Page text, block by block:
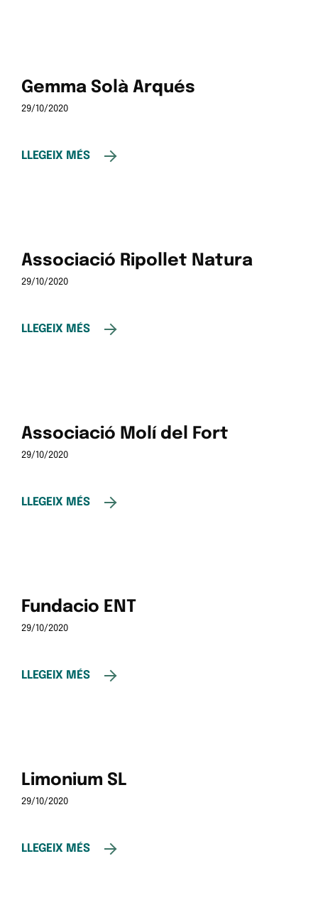
Gemma Solà Arqués
29/10/2020
LLEGEIX MÉS
Associació Ripollet Natura
29/10/2020
LLEGEIX MÉS
Associació Molí del Fort
29/10/2020
LLEGEIX MÉS
Fundacio ENT
29/10/2020
LLEGEIX MÉS
Limonium SL
29/10/2020
LLEGEIX MÉS